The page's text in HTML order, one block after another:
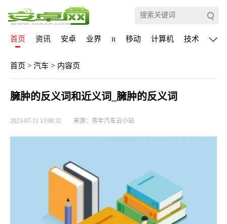
首页 资讯 安卓 业界 it 移动 计算机 技术 通信
首页 > 汽车 > 内容页
臃肿的反义词和近义词_臃肿的反义词
2023-07-11 13:08:32 来源：青年汽车云小站